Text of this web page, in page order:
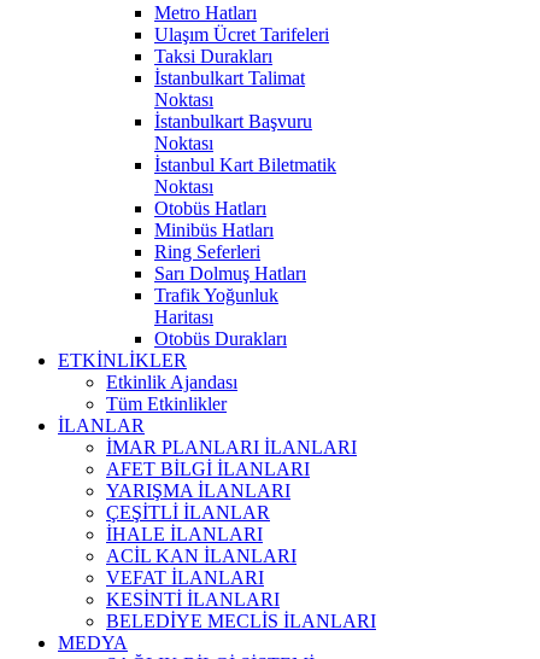
Metro Hatları
Ulaşım Ücret Tarifeleri
Taksi Durakları
İstanbulkart Talimat
Noktası
İstanbulkart Başvuru
Noktası
İstanbul Kart Biletmatik
Noktası
Otobüs Hatları
Minibüs Hatları
Ring Seferleri
Sarı Dolmuş Hatları
Trafik Yoğunluk
Haritası
Otobüs Durakları
ETKİNLİKLER
Etkinlik Ajandası
Tüm Etkinlikler
İLANLAR
İMAR PLANLARI İLANLARI
AFET BİLGİ İLANLARI
YARIŞMA İLANLARI
ÇEŞİTLİ İLANLAR
İHALE İLANLARI
ACİL KAN İLANLARI
VEFAT İLANLARI
KESİNTİ İLANLARI
BELEDİYE MECLİS İLANLARI
MEDYA